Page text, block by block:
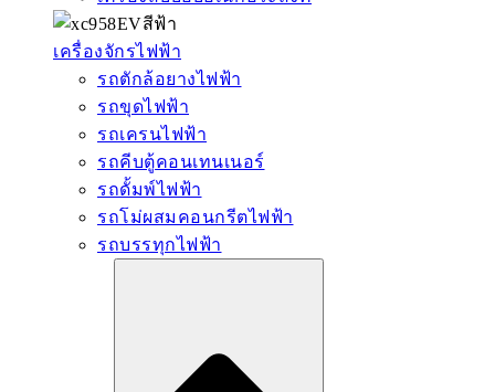
เครื่องจักรไฟฟ้า
รถตักล้อยางไฟฟ้า
รถขุดไฟฟ้า
รถเครนไฟฟ้า
รถคีบตู้คอนเทนเนอร์
รถดั้มพ์ไฟฟ้า
รถโม่ผสมคอนกรีตไฟฟ้า
รถบรรทุกไฟฟ้า